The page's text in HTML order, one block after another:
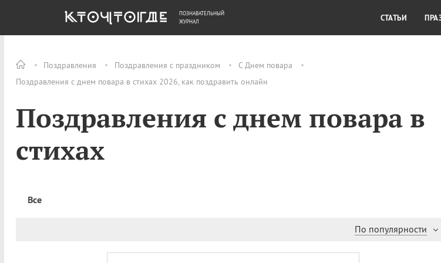
Поздравления Поздравления с праздником
С Днем повара
Поздравления с днем повара в стихах 2026, как поздравить онлайн
Поздравления с днем повара в
стихах
Все
По популярности
ОБЩЕСТВО ДЕНЬГИ
ПОЗНАВАТЕЛЬНЫЙ
ЖУРНАЛ
СТАТЬИ